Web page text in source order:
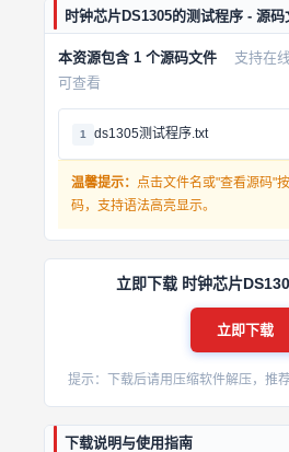
时钟芯片DS1305的测试程序 - 源码
本资源包含 1 个源码文件
支持在
可查看
1 ds1305测试程序.txt
温馨提示： 点击文件名或"查看源码"
码，支持语法高亮显示。
立即下载 时钟芯片
立即下载
提示：下载后请用压缩软件解压，推
下载说明与使用指南